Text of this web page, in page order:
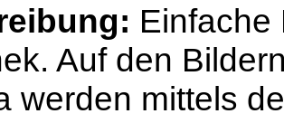
Einfache
Auf den
werden mittels